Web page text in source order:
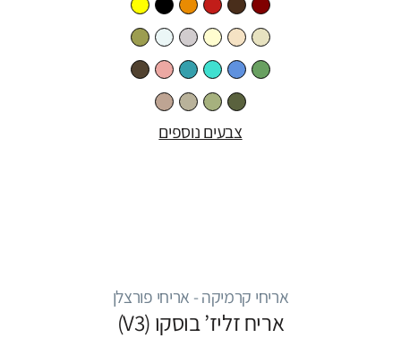
צבעים נוספים
אריחי קרמיקה - אריחי פורצלן
אריח זליז’ בוסקו (V3)